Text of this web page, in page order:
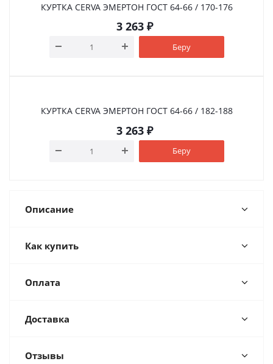
КУРТКА CERVA ЭМЕРТОН ГOСТ 64-66 / 170-176
3 263₽
Беру
КУРТКА CERVA ЭМЕРТОН ГOСТ 64-66 / 182-188
3 263₽
Беру
Описание
Как купить
Оплата
Доставка
Отзывы